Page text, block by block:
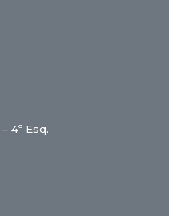
4º Esq.